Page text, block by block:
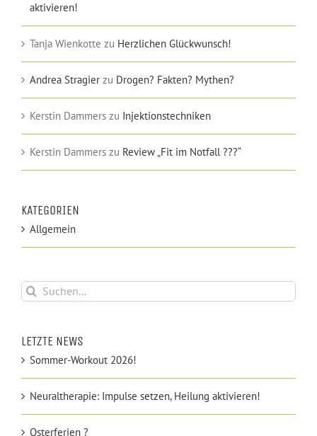
aktivieren!
Tanja Wienkotte zu Herzlichen Glückwunsch!
Andrea Stragier zu Drogen? Fakten? Mythen?
Kerstin Dammers zu Injektionstechniken
Kerstin Dammers zu Review „Fit im Notfall ???“
KATEGORIEN
Allgemein
Suche
LETZTE NEWS
Sommer-Workout 2026!
Neuraltherapie: Impulse setzen, Heilung aktivieren!
Osterferien ?